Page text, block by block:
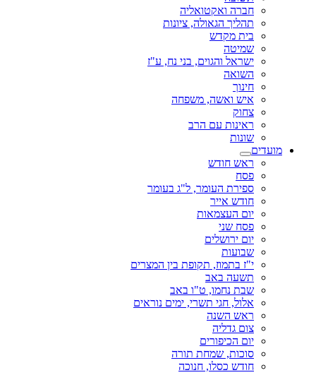
חברה ואקטואליה
תהליך הגאולה, ציונות
בית מקדש
שמיטה
ישראל והגוים, בני נח, ע"ז
השואה
חינוך
איש ואשה, משפחה
צחוק
ראינות עם הרב
שונות
מועדים
ראש חודש
פסח
ספירת העומר, ל"ג בעומר
חודש אייר
יום העצמאות
פסח שני
יום ירושלים
שבועות
י"ז בתמוז, תקופת בין המצרים
תשעה באב
שבת נחמו, ט"ו באב
אלול, חגי תשרי, ימים נוראים
ראש השנה
צום גדליה
יום הכיפורים
סוכות, שמחת תורה
חודש כסלו, חנוכה